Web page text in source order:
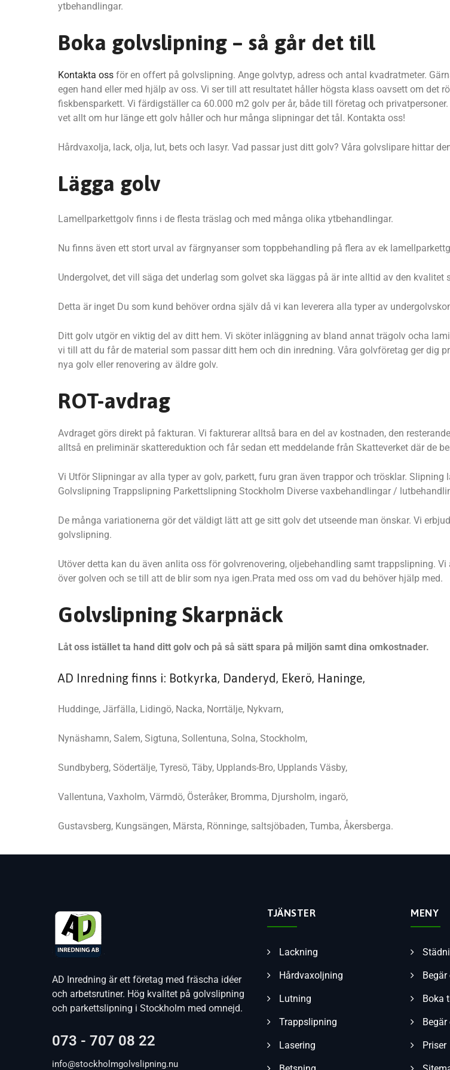
ytbehandlingar.
Boka golvslipning – så går det till
Kontakta oss för en offert på golvslipning. Ange golvtyp, adress och antal kvadratmeter.
egen hand eller med hjälp av oss. Vi ser till att resultatet håller högsta klass oavsett om det
fiskbensparkett. Vi färdigställer ca 60.000 m2 golv per år, både till företag och
vet allt om hur länge ett golv håller och hur många slipningar det tål. Kontakta oss!
Hårdvaxolja, lack, olja, lut, bets och lasyr. Vad passar just ditt golv? Våra golvslipare hittar
Lägga golv
Lamellparkettgolv finns i de flesta träslag och med många olika ytbehandlingar.
Nu finns även ett stort urval av färgnyanser som toppbehandling på flera av ek
Undergolvet, det vill säga det underlag som golvet ska läggas på är inte alltid av den kvalitet
Detta är inget Du som kund behöver ordna själv då vi kan leverera alla typer av
Ditt golv utgör en viktig del av ditt hem. Vi sköter inläggning av bland annat trägolv ocha
vi till att du får de material som passar ditt hem och din inredning. Våra golvföretag ger dig
nya golv eller renovering av äldre golv.
ROT-avdrag
Avdraget görs direkt på fakturan. Vi fakturerar alltså bara en del av kostnaden, den
alltså en preliminär skattereduktion och får sedan ett meddelande från Skatteverket där de
Vi Utför Slipningar av alla typer av golv, parkett, furu gran även trappor och trösklar.
Golvslipning Trappslipning Parkettslipning Stockholm Diverse vaxbehandlingar /
De många variationerna gör det väldigt lätt att ge sitt golv det utseende man önskar. Vi
golvslipning.
Utöver detta kan du även anlita oss för golvrenovering, oljebehandling samt trappslipning.
över golven och se till att de blir som nya igen.Prata med oss om vad du behöver hjälp med.
Golvslipning Skarpnäck
Låt oss istället ta hand ditt golv och på så sätt spara på miljön samt dina omkostnader.
AD Inredning finns i: Botkyrka, Danderyd, Ekerö, Haninge,
Huddinge, Järfälla, Lidingö, Nacka, Norrtälje, Nykvarn,
Nynäshamn, Salem, Sigtuna, Sollentuna, Solna, Stockholm,
Sundbyberg, Södertälje, Tyresö, Täby, Upplands-Bro, Upplands Väsby,
Vallentuna, Vaxholm, Värmdö, Österåker, Bromma, Djursholm, ingarö,
Gustavsberg, Kungsängen, Märsta, Rönninge, saltsjöbaden, Tumba, Åkersberga.
AD Inredning är ett företag med fräscha idéer
och arbetsrutiner. Hög kvalitet på golvslipning
och parkettslipning i Stockholm med omnejd.
073 - 707 08 22
info@stockholmgolvslipning.nu
TJÄNSTER
Lackning
Hårdvaxoljning
Lutning
Trappslipning
Lasering
MENY
Boka
Priser